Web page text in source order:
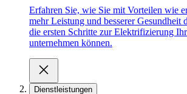
Erfahren Sie, wie Sie mit Vorteilen wie
mehr Leistung und besserer Gesundheit
die ersten Schritte zur Elektrifizierung
unternehmen können.
Dienstleistungen